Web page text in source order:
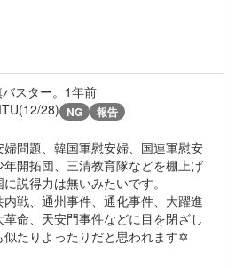
スター。 1年前
28) NG 報告
問題、韓国軍慰安婦、国連軍慰安
開拓団、三清教育隊などを棚上げ
説得力は無いみたいです。
内戦、通州事件、通化事件、大躍進
命、天安門事件などに目を閉ざし
似たりよったりだと思われます✡